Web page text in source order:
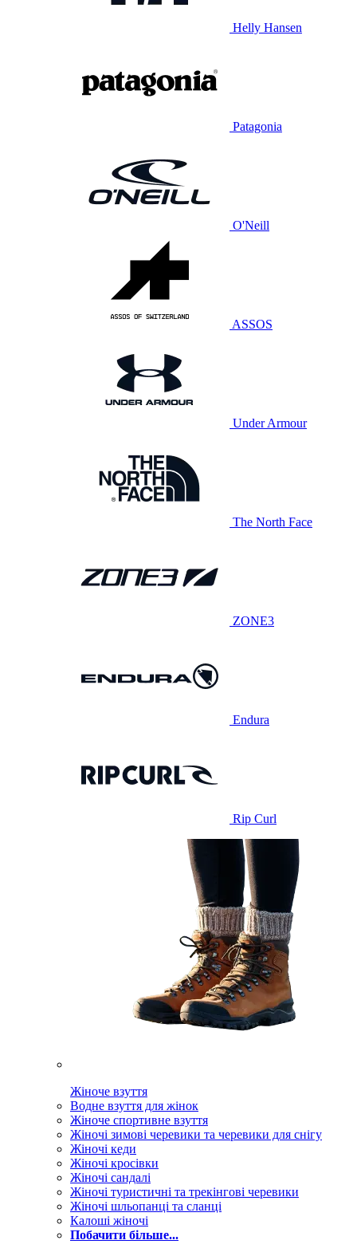
Helly Hansen
Patagonia
O'Neill
ASSOS
Under Armour
The North Face
ZONE3
Endura
Rip Curl
Жіноче взуття
Водне взуття для жінок
Жіноче спортивне взуття
Жіночі зимові черевики та черевики для снігу
Жіночі кеди
Жіночі кросівки
Жіночі сандалі
Жіночі туристичні та трекінгові черевики
Жіночі шльопанці та сланці
Калоші жіночі
Побачити більше...